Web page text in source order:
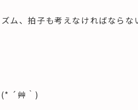
ム、拍子も考えなければなら
(* ´艸｀)